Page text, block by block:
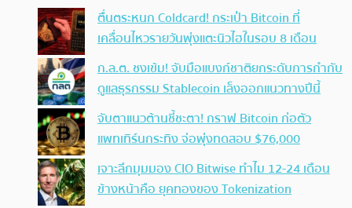
ตื่นตระหนก Coldcard! กระเป๋า Bitcoin ที่
เคลื่อนไหวรายวันพุ่งแตะนิวไฮในรอบ 8 เดือน
ก.ล.ต. ชงเข้ม! จับมือแบงก์ชาติยกระดับการกำกับ
ดูแลธุรกรรม Stablecoin เล็งออกแนวทางปีนี้
จับตาแนวต้านชี้ชะตา! กราฟ Bitcoin ก่อตัว
แพทเทิร์นกระทิง จ่อพุ่งทดสอบ $76,000
เจาะลึกมุมมอง CIO Bitwise ทำไม 12-24 เดือน
ข้างหน้าคือ ยุคทองของ Tokenization